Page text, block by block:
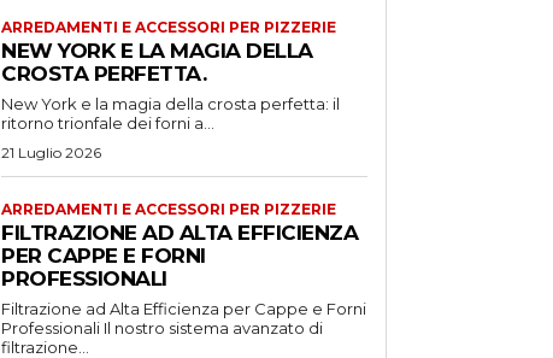
ARREDAMENTI E ACCESSORI PER PIZZERIE
NEW YORK E LA MAGIA DELLA
CROSTA PERFETTA.
New York e la magia della crosta perfetta: il
ritorno trionfale dei forni a...
21 Luglio 2026
ARREDAMENTI E ACCESSORI PER PIZZERIE
FILTRAZIONE AD ALTA EFFICIENZA
PER CAPPE E FORNI
PROFESSIONALI
Filtrazione ad Alta Efficienza per Cappe e Forni
Professionali Il nostro sistema avanzato di
filtrazione...